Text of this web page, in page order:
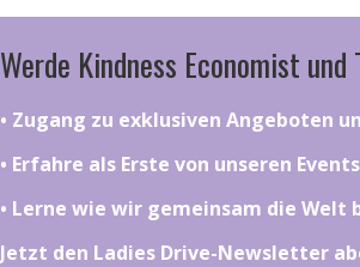
Werde Kindness Economist
•⁠ ⁠⁠Zugang zu exklusiven Angeboten
•⁠ ⁠⁠Erfahre als Erste von unseren
•⁠ ⁠⁠Lerne wie wir gemeinsam die Welt
Jetzt den Ladies Drive-Newsletter